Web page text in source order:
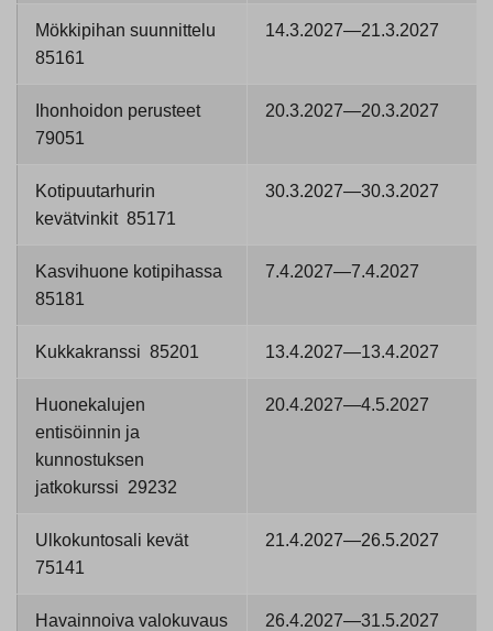
Mökkipihan suunnittelu
85161
14.3.2027—21.3.2027
Ihonhoidon perusteet
79051
20.3.2027—20.3.2027
Kotipuutarhurin
kevätvinkit 85171
30.3.2027—30.3.2027
Kasvihuone kotipihassa
85181
7.4.2027—7.4.2027
Kukkakranssi 85201 13.4.2027—13.4.2027
Huonekalujen
entisöinnin ja
kunnostuksen
jatkokurssi 29232
20.4.2027—4.5.2027
Ulkokuntosali kevät
75141
21.4.2027—26.5.2027
Havainnoiva valokuvaus
26.4.2027—31.5.2027